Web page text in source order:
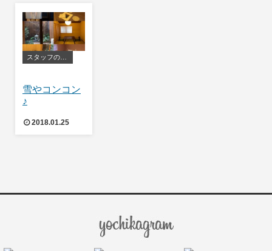
スタッフの日常
雪やコンコン
♪
2018.01.25